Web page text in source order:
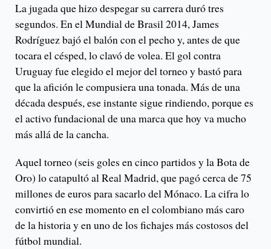
La jugada que hizo despegar su carrera duró tres
segundos. En el Mundial de Brasil 2014, James
Rodríguez bajó el balón con el pecho y, antes de que
tocara el césped, lo clavó de volea. El gol contra
Uruguay fue elegido el mejor del torneo y bastó para
que la afición le compusiera una tonada. Más de una
década después, ese instante sigue rindiendo, porque es
el activo fundacional de una marca que hoy va mucho
más allá de la cancha.
Aquel torneo (seis goles en cinco partidos y la Bota de
Oro) lo catapultó al Real Madrid, que pagó cerca de 75
millones de euros para sacarlo del Mónaco. La cifra lo
convirtió en ese momento en el colombiano más caro
de la historia y en uno de los fichajes más costosos del
fútbol mundial.